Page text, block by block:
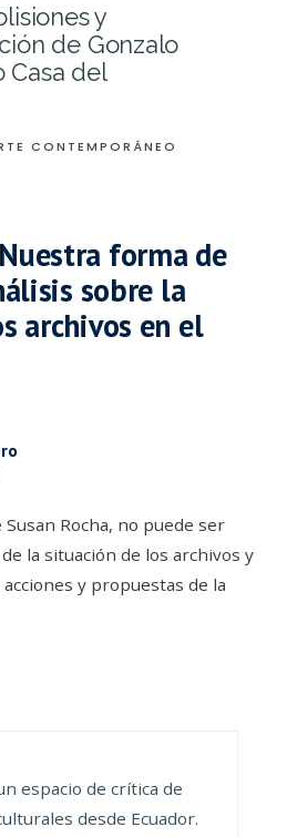
y
de Gonzalo
Casa del
CONTEMPORÁNEO
forma de
sobre la
archivos en el
Rocha, no puede ser
la situación de los archivos y
y propuestas de la
espacio de crítica de
desde Ecuador.